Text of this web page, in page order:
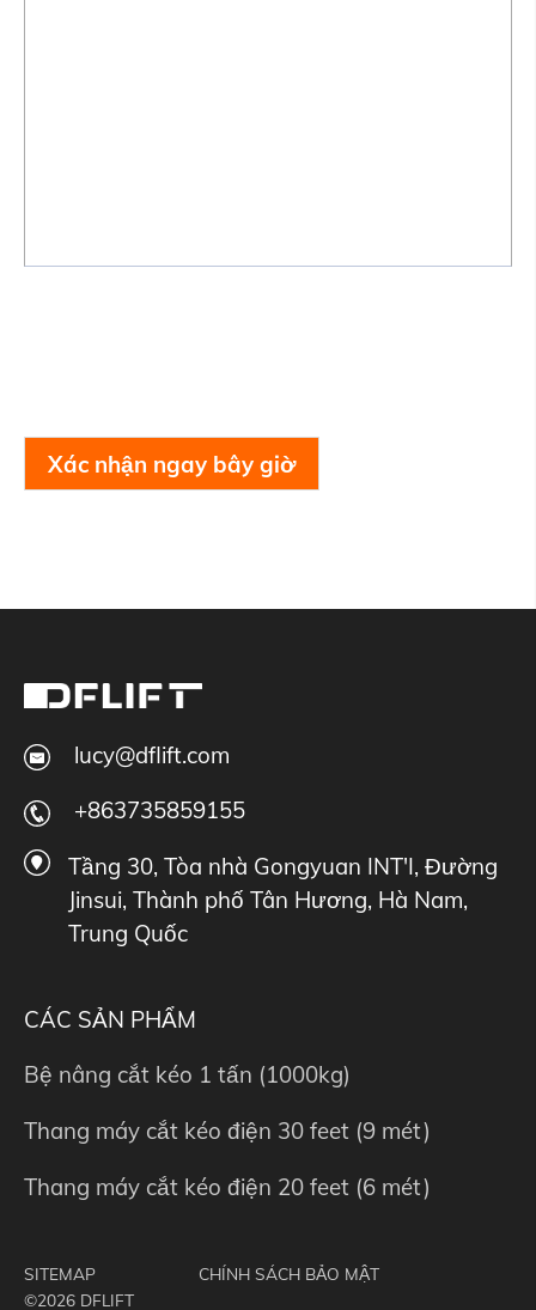
Xác nhận ngay bây giờ
lucy@dflift.com
+863735859155
Tầng 30, Tòa nhà Gongyuan INT'I, Đường
Jinsui, Thành phố Tân Hương, Hà Nam,
Trung Quốc
CÁC SẢN PHẨM
Bệ nâng cắt kéo 1 tấn (1000kg)
Thang máy cắt kéo điện 30 feet (9 mét)
Thang máy cắt kéo điện 20 feet (6 mét)
SITEMAP
CHÍNH SÁCH BẢO MẬT
©2026 DFLIFT